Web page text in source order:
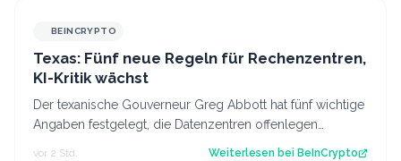
BEINCRYPTO
Texas: Fünf neue Regeln für Rechenzentren,
KI-Kritik wächst
Der texanische Gouverneur Greg Abbott hat fünf wichtige
Angaben festgelegt, die Datenzentren offenlegen
vor 2 Std. Weiterlesen bei BeInCrypto